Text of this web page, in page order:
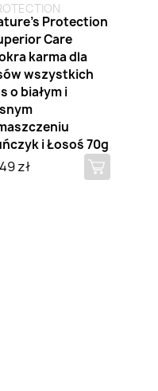
Protection
Care
karma dla
wszystkich
o białym i
i Łosoś 70g
zł